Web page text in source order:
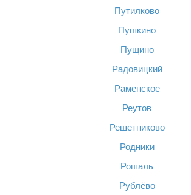
Путилково
Пушкино
Пущино
Радовицкий
Раменское
Реутов
Решетниково
Родники
Рошаль
Рублёво